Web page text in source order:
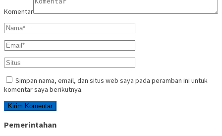
Komentar
Simpan nama, email, dan situs web saya pada peramban ini untuk
komentar saya berikutnya.
Pemerintahan